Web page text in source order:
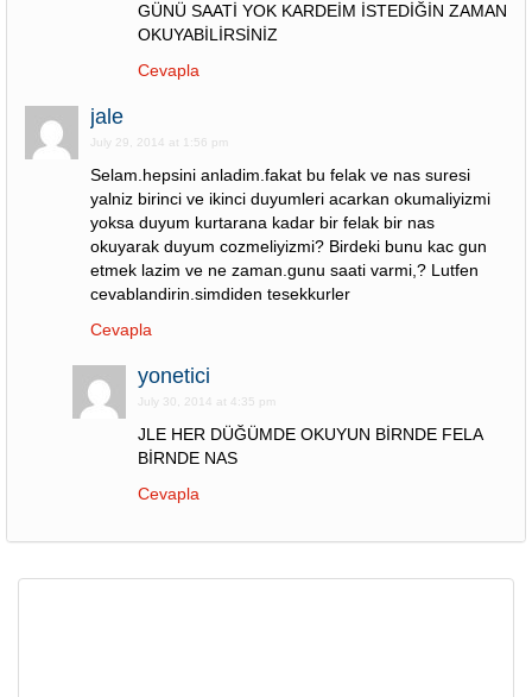
GÜNÜ SAATİ YOK KARDEİM İSTEDİĞİN ZAMAN
OKUYABİLİRSİNİZ
Cevapla
jale
July 29, 2014 at 1:56 pm
Selam.hepsini anladim.fakat bu felak ve nas suresi
yalniz birinci ve ikinci duyumleri acarkan okumaliyizmi
yoksa duyum kurtarana kadar bir felak bir nas
okuyarak duyum cozmeliyizmi? Birdeki bunu kac gun
etmek lazim ve ne zaman.gunu saati varmi,? Lutfen
cevablandirin.simdiden tesekkurler
Cevapla
yonetici
July 30, 2014 at 4:35 pm
JLE HER DÜĞÜMDE OKUYUN BİRNDE FELA
BİRNDE NAS
Cevapla